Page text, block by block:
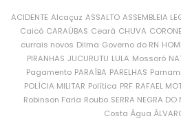
ACIDENTE Alcaçuz ASSALTO ASSEMBLEIA
Caicó CARAÚBAS Ceará CHUVA
currais novos Dilma Governo do RN
PIRANHAS JUCURUTU LULA Mossoró
Pagamento PARAÍBA PARELHAS
POLÍCIA MILITAR Política PRF RAFAEL
Robinson Faria Roubo SERRA NEGRA DO
Costa Água